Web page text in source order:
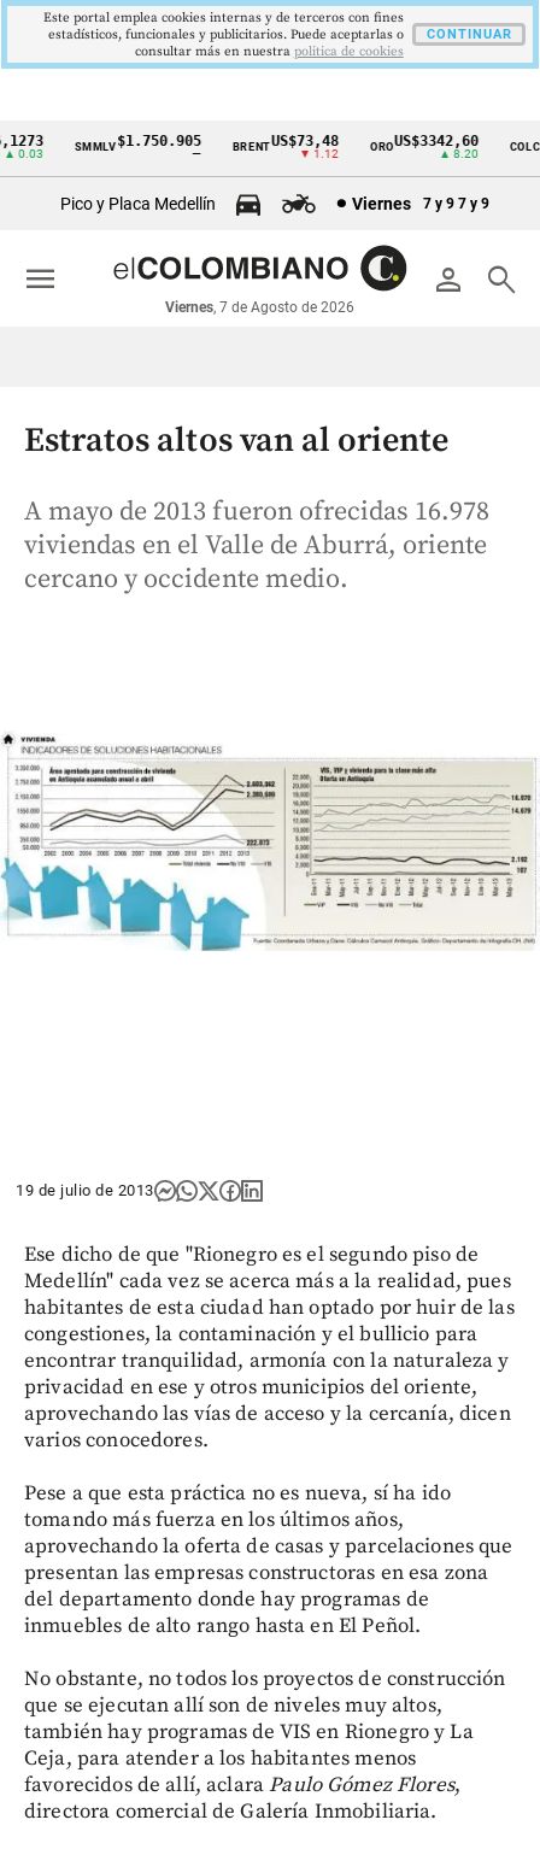
Cintillo
económicos
Colombia
SMMLV$1.750.905 BRENTUS$73,48
▼ 1.12
OROUS$3342,60
▲ 8.20
COLCAP
Pico y Placa Medellín Viernes 7 y 9 7 y 9
person search
Viernes, 7 de Agosto de 2026
menu
Estratos altos van al oriente
A mayo de 2013 fueron ofrecidas 16.978
viviendas en el Valle de Aburrá, oriente
cercano y occidente medio.
19 de julio de 2013
Ese dicho de que "Rionegro es el segundo piso de
Medellín" cada vez se acerca más a la realidad, pues
habitantes de esta ciudad han optado por huir de las
congestiones, la contaminación y el bullicio para
encontrar tranquilidad, armonía con la naturaleza y
privacidad en ese y otros municipios del oriente,
aprovechando las vías de acceso y la cercanía, dicen
varios conocedores.
Pese a que esta práctica no es nueva, sí ha ido
tomando más fuerza en los últimos años,
aprovechando la oferta de casas y parcelaciones que
presentan las empresas constructoras en esa zona
del departamento donde hay programas de
inmuebles de alto rango hasta en El Peñol.
No obstante, no todos los proyectos de construcción
que se ejecutan allí son de niveles muy altos,
también hay programas de VIS en Rionegro y La
Ceja, para atender a los habitantes menos
favorecidos de allí, aclaraPaulo Gómez Flores,
directora comercial de Galería Inmobiliaria.
Este portal emplea cookies internas y de terceros con fines
estadísticos, funcionales y publicitarios. Puede aceptarlas o
consultar más en nuestra politica de cookies
CONTINUAR